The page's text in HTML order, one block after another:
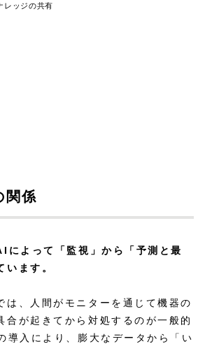
レッジの共有
関係
によって「監視」から「予測と最
います。
は、人間がモニターを通じて機器の
合が起きてから対処するのが一般的
導入により、膨大なデータから「い